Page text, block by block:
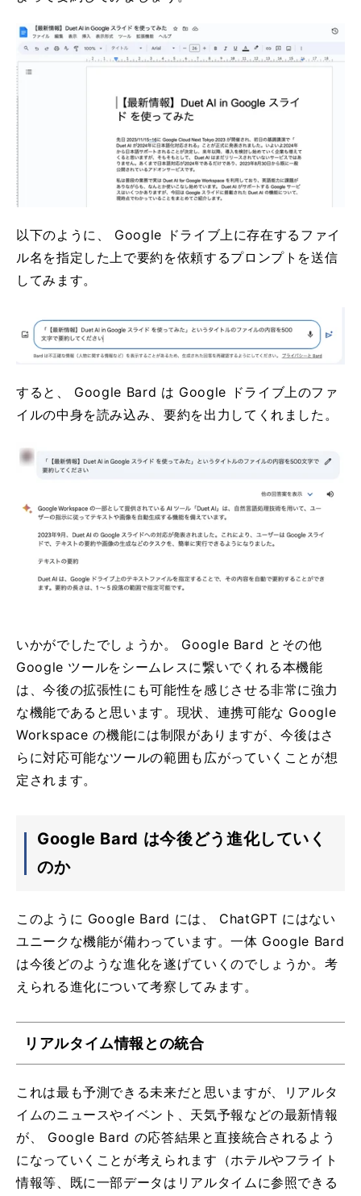
以下のように、 Google ドライブ上に存在するファイ
ル名を指定した上で要約を依頼するプロンプトを送信
してみます。
すると、 Google Bard は Google ドライブ上のファ
イルの中身を読み込み、要約を出力してくれました。
いかがでしたでしょうか。 Google Bard とその他
Google ツールをシームレスに繋いでくれる本機能
は、今後の拡張性にも可能性を感じさせる非常に強力
な機能であると思います。現状、連携可能な Google
Workspace の機能には制限がありますが、今後はさ
らに対応可能なツールの範囲も広がっていくことが想
定されます。
Google Bard は今後どう進化していく
のか
このように Google Bard には、 ChatGPT にはない
ユニークな機能が備わっています。一体 Google Bard
は今後どのような進化を遂げていくのでしょうか。考
えられる進化について考察してみます。
リアルタイム情報との統合
これは最も予測できる未来だと思いますが、リアルタ
イムのニュースやイベント、天気予報などの最新情報
が、 Google Bard の応答結果と直接統合されるよう
になっていくことが考えられます（ホテルやフライト
情報等、既に一部データはリアルタイムに参照できる